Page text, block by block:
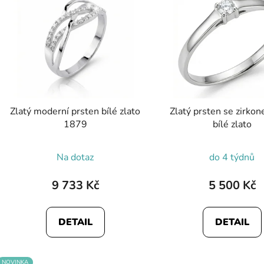
Zlatý moderní prsten bílé zlato
1879
Na dotaz
9 733 Kč
DETAIL
Zlatý prsten se
bílé zlato
do 4 týdnů
5 500 Kč
DETAIL
NOVINKA